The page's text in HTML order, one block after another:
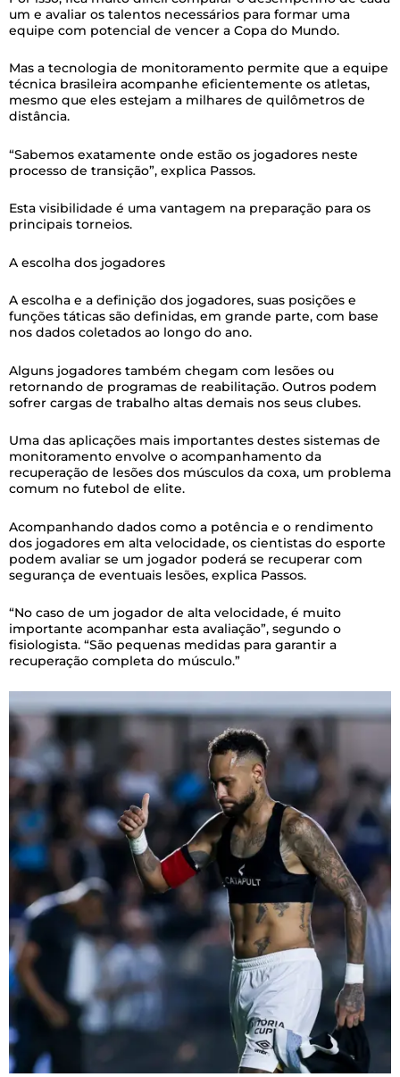
um e avaliar os talentos necessários para formar uma
equipe com potencial de vencer a Copa do Mundo.
Mas a tecnologia de monitoramento permite que a equipe
técnica brasileira acompanhe eficientemente os atletas,
mesmo que eles estejam a milhares de quilômetros de
distância.
“Sabemos exatamente onde estão os jogadores neste
processo de transição”, explica Passos.
Esta visibilidade é uma vantagem na preparação para os
principais torneios.
A escolha dos jogadores
A escolha e a definição dos jogadores, suas posições e
funções táticas são definidas, em grande parte, com base
nos dados coletados ao longo do ano.
Alguns jogadores também chegam com lesões ou
retornando de programas de reabilitação. Outros podem
sofrer cargas de trabalho altas demais nos seus clubes.
Uma das aplicações mais importantes destes sistemas de
monitoramento envolve o acompanhamento da
recuperação de lesões dos músculos da coxa, um problema
comum no futebol de elite.
Acompanhando dados como a potência e o rendimento
dos jogadores em alta velocidade, os cientistas do esporte
podem avaliar se um jogador poderá se recuperar com
segurança de eventuais lesões, explica Passos.
“No caso de um jogador de alta velocidade, é muito
importante acompanhar esta avaliação”, segundo o
fisiologista. “São pequenas medidas para garantir a
recuperação completa do músculo.”